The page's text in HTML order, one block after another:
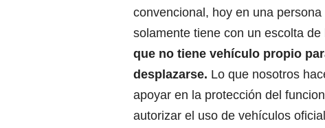
convencional, hoy en una persona
solamente tiene con un escolta de
que no tiene vehículo propio
desplazarse. Lo que nosotros
apoyar en la protección del
autorizar el uso de vehículos